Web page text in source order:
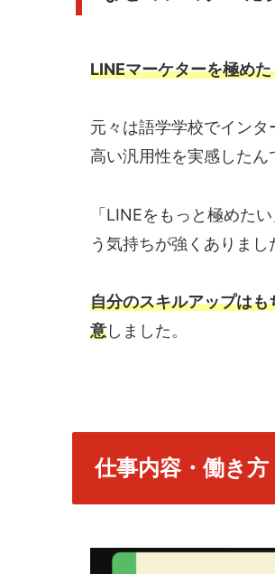
LINEマーケターを極め
元々は語学学校でイン
高い汎用性を実感したん
「LINEをもっと極めた
う気持ちが強くありまし
自分のスキルアップは
意しました。
仕事内容・働き方